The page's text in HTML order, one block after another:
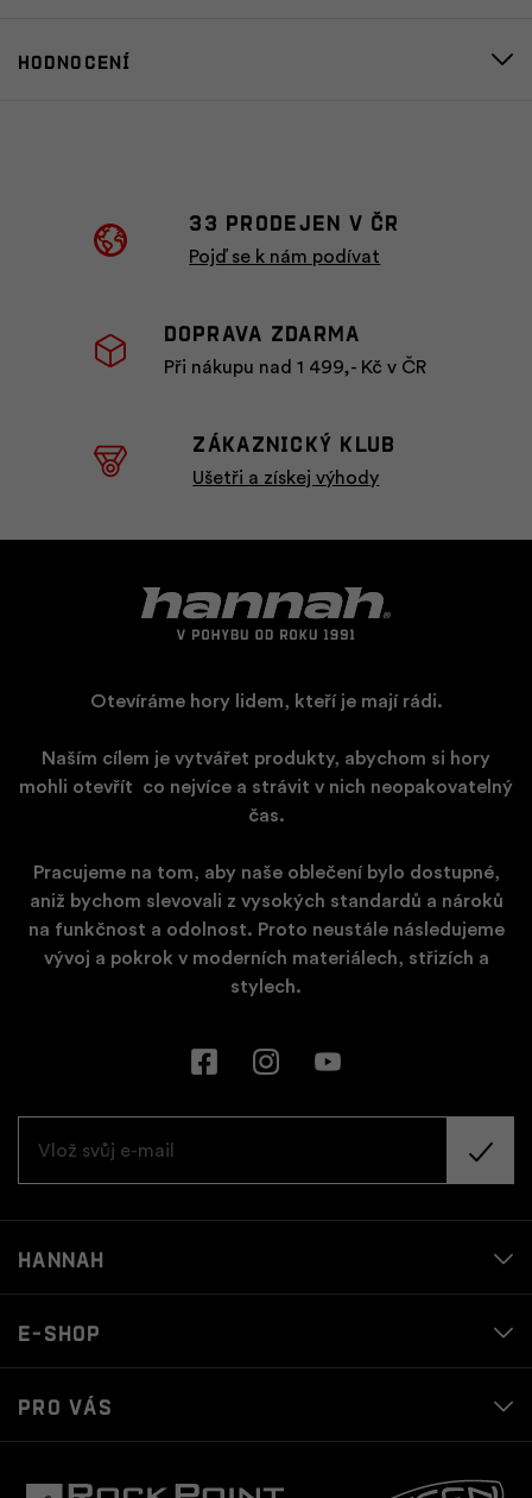
Hodnocení
33 prodejen v ČR
Pojď se k nám podívat
Doprava zdarma
Při nákupu nad 1 499,- Kč v ČR
ZÁKAZNICKÝ KLUB
Ušetři a získej výhody
Otevíráme hory lidem, kteří je mají rádi.
Naším cílem je vytvářet produkty, abychom si hory
mohli otevřít
co nejvíce a strávit v nich neopakovatelný
čas.
Pracujeme na tom, aby naše oblečení bylo dostupné,
aniž bychom slevovali z vysokých standardů a nároků
na funkčnost a odolnost. Proto neustále následujeme
vývoj a pokrok v moderních materiálech, střizích a
stylech.
Hannah
E-shop
Pro vás